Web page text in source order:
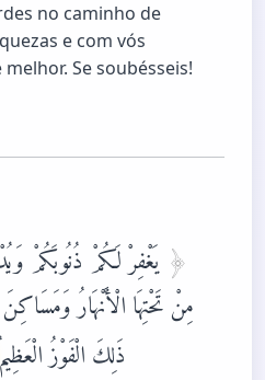
no caminho de
e com vós
Se soubésseis!
يَغْفِرْ لَكُمْ ذُنُوبَكُمْ
مِنْ تَحْتِهَا الْأَنْهَارُ
ذَلِكَ الْفَوْزُ